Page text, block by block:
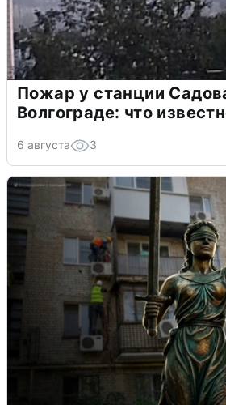
Пожар у станции
Волгограде: что
6 августа 3